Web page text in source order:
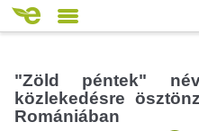
"Zöld péntek"
közlekedésre
Romániában